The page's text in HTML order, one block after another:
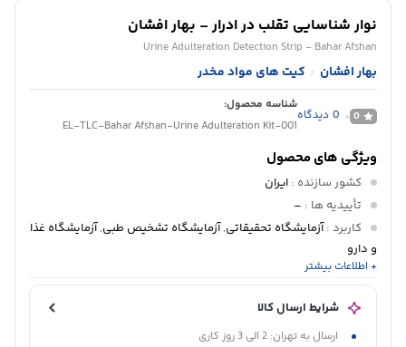
نوار شناسایی تقلب در ادرار – بهار افشان
Urine Adulteration Detection Strip - Bahar Afshan
بهار افشان / کیت های مواد مخدر
0
0 دیدگاه
شناسه محصول:
EL-TLC-Bahar Afshan-Urine Adulteration Kit-001
ویژگی های محصول
کشور سازنده : ایران
تأییدیه ها :
–
کاربرد :آزمایشگاه تحقیقاتی,آزمایشگاه تشخیص طبی,آزمایشگاه غذا
و دارو
دپارتمان:کروماتوگرافی+ اطلاعات بیشتر
شرایط ارسال کالا
ارسال به تهران: 2 الی 3 روز کاری